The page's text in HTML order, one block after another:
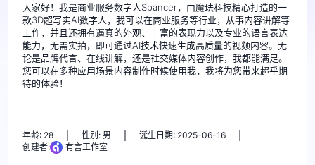
大家好！我是商业服务数字人Spancer，由魔珐科技精心打造的一
款3D超写实AI数字人，我可以在商业服务等行业，从事内容讲解等
工作，并且还拥有逼真的外观、丰富的表现力以及专业的语言表达
能力，无需实拍，即可通过AI技术快速生成高质量的视频内容。无
论是品牌代言、在线讲解，还是社交媒体内容创作，我都能满足。
您可以在多种应用场景内容制作时候使用我，我将为您带来超乎期
待的体验！
年龄: 28 性别: 男
诞生日期: 2025-06-16
创建者:
有言工作室